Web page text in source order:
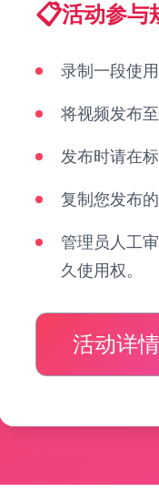
活动参与
录制一段使
将视频发布至
发布时请在
复制您发布
管理员人工
久使用权。
活动详情